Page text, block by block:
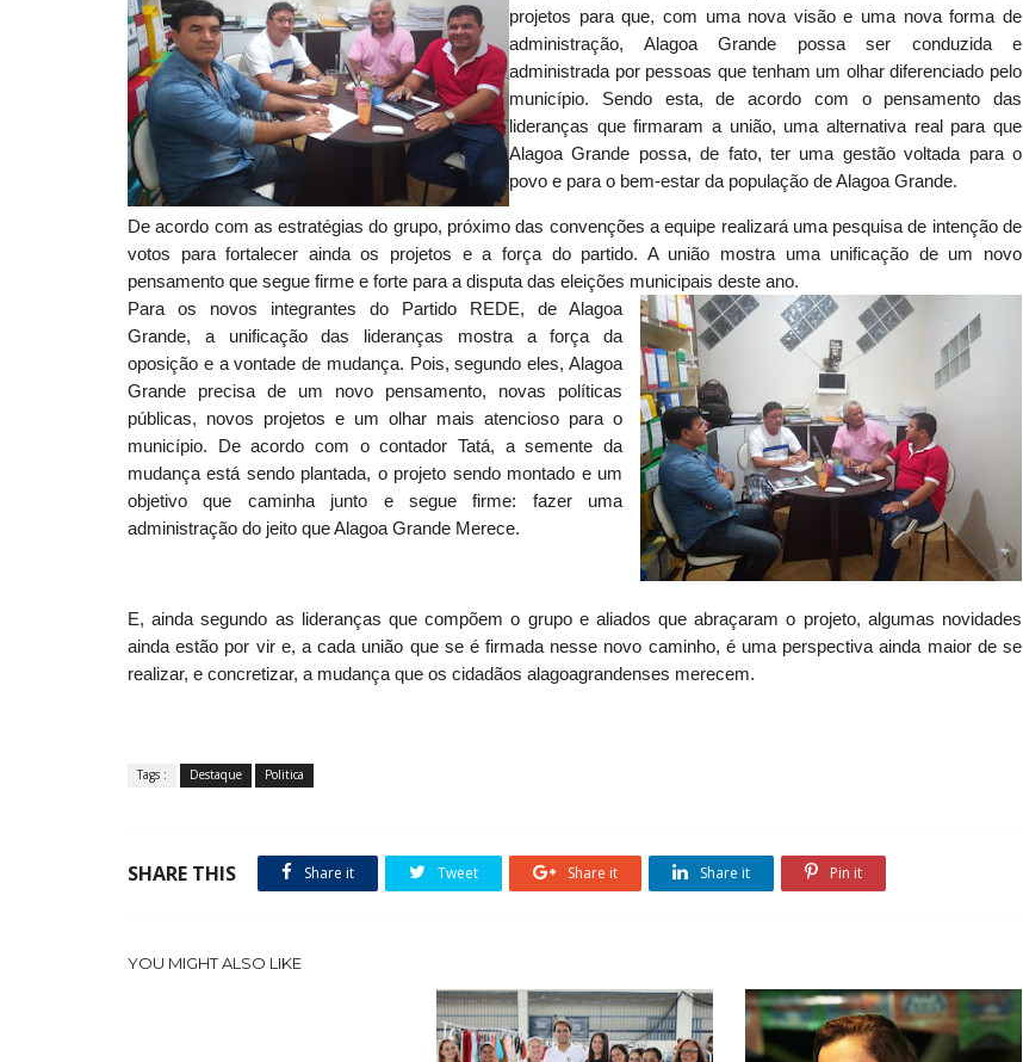
projetos para que, com uma nova visão e uma nova forma de
administração, Alagoa Grande possa ser conduzida e
administrada por pessoas que tenham um olhar diferenciado pelo
município. Sendo esta, de acordo com o pensamento das
lideranças que firmaram a união, uma alternativa real para que
Alagoa Grande possa, de fato, ter uma gestão voltada para o
povo e para o bem-estar da população de Alagoa Grande.
De acordo com as estratégias do grupo, próximo das convenções a equipe realizará uma pesquisa de intenção de
votos para fortalecer ainda os projetos e a força do partido. A união mostra uma unificação de um novo
pensamento que segue firme e forte para a disputa das eleições municipais deste ano.
Para os novos integrantes do Partido REDE, de Alagoa
Grande, a unificação das lideranças mostra a força da
oposição e a vontade de mudança. Pois, segundo eles, Alagoa
Grande precisa de um novo pensamento, novas políticas
públicas, novos projetos e um olhar mais atencioso para o
município. De acordo com o contador Tatá, a semente da
mudança está sendo plantada, o projeto sendo montado e um
objetivo que caminha junto e segue firme: fazer uma
administração do jeito que Alagoa Grande Merece.
E, ainda segundo as lideranças que compõem o grupo e aliados que abraçaram o projeto, algumas novidades
ainda estão por vir e, a cada união que se é firmada nesse novo caminho, é uma perspectiva ainda maior de se
realizar, e concretizar, a mudança que os cidadãos alagoagrandenses merecem.
Tags : Destaque Politica
SHARE THIS Share it Tweet Share it Share it Pin it
YOU MIGHT ALSO LIKE